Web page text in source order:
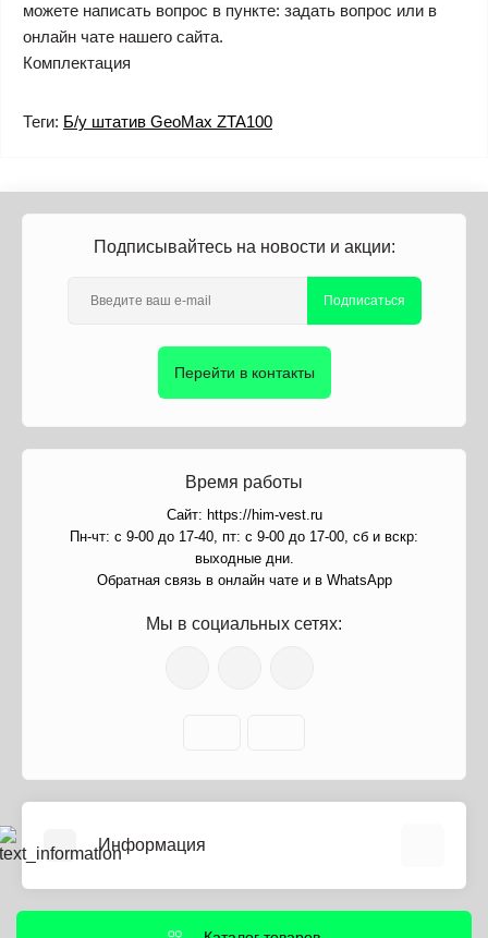
можете написать вопрос в пункте: задать вопрос или в
онлайн чате нашего сайта.
Комплектация
Теги: Б/у штатив GeoMax ZTA100
Подписывайтесь на новости и акции:
Подписаться
Перейти в контакты
Время работы
Сайт: https://him-vest.ru
Пн-чт: с 9-00 до 17-40, пт: с 9-00 до 17-00, сб и вскр:
выходные дни.
Обратная связь в онлайн чате и в WhatsApp
Мы в социальных сетях:
Информация